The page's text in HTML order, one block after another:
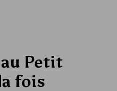
Petit
fois